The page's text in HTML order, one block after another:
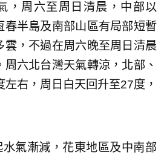
，周六至周日清晨，中部以
春半島及南部山區有局部短暫
雲，不過在周六晚至周日清晨
六北台灣天氣轉涼，北部、
右，周日白天回升至27度，
氣漸減，花東地區及中南部